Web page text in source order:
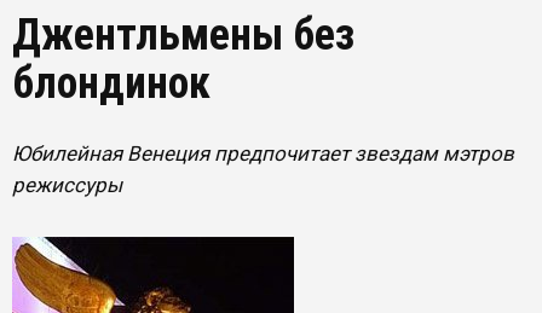
Джентльмены без
блондинок
Юбилейная Венеция предпочитает звездам мэтров
режиссуры